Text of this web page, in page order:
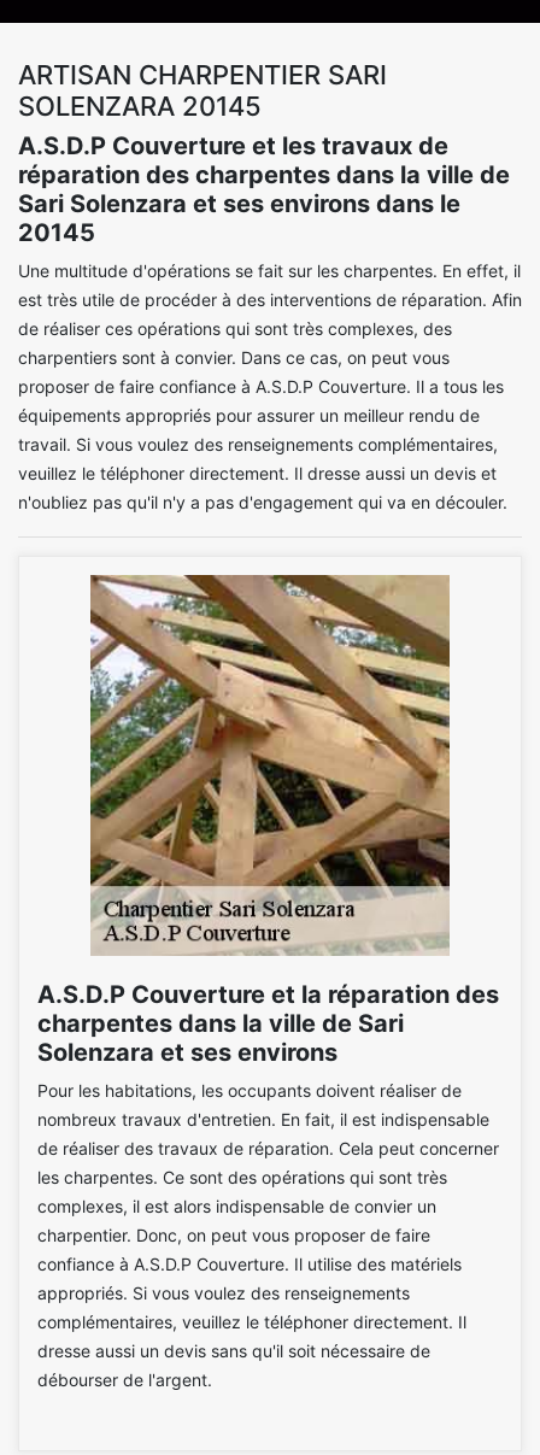
ARTISAN CHARPENTIER SARI
SOLENZARA 20145
A.S.D.P Couverture et les travaux de
réparation des charpentes dans la ville de
Sari Solenzara et ses environs dans le
20145
Une multitude d'opérations se fait sur les charpentes. En effet, il
est très utile de procéder à des interventions de réparation. Afin
de réaliser ces opérations qui sont très complexes, des
charpentiers sont à convier. Dans ce cas, on peut vous
proposer de faire confiance à A.S.D.P Couverture. Il a tous les
équipements appropriés pour assurer un meilleur rendu de
travail. Si vous voulez des renseignements complémentaires,
veuillez le téléphoner directement. Il dresse aussi un devis et
n'oubliez pas qu'il n'y a pas d'engagement qui va en découler.
A.S.D.P Couverture et la réparation des
charpentes dans la ville de Sari
Solenzara et ses environs
Pour les habitations, les occupants doivent réaliser de
nombreux travaux d'entretien. En fait, il est indispensable
de réaliser des travaux de réparation. Cela peut concerner
les charpentes. Ce sont des opérations qui sont très
complexes, il est alors indispensable de convier un
charpentier. Donc, on peut vous proposer de faire
confiance à A.S.D.P Couverture. Il utilise des matériels
appropriés. Si vous voulez des renseignements
complémentaires, veuillez le téléphoner directement. Il
dresse aussi un devis sans qu'il soit nécessaire de
débourser de l'argent.